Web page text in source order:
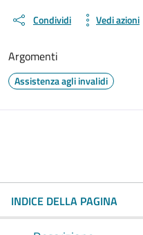
Condividi Vedi azioni
Argomenti
Assistenza agli invalidi
INDICE DELLA PAGINA